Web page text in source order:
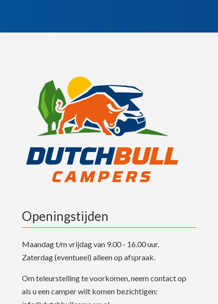
Openingstijden
Maandag t/m vrijdag van 9.00 - 16.00 uur.
Zaterdag (eventueel) alleen op afspraak.
Om teleurstelling te voorkomen, neem contact op
als u een camper wilt komen bezichtigen: